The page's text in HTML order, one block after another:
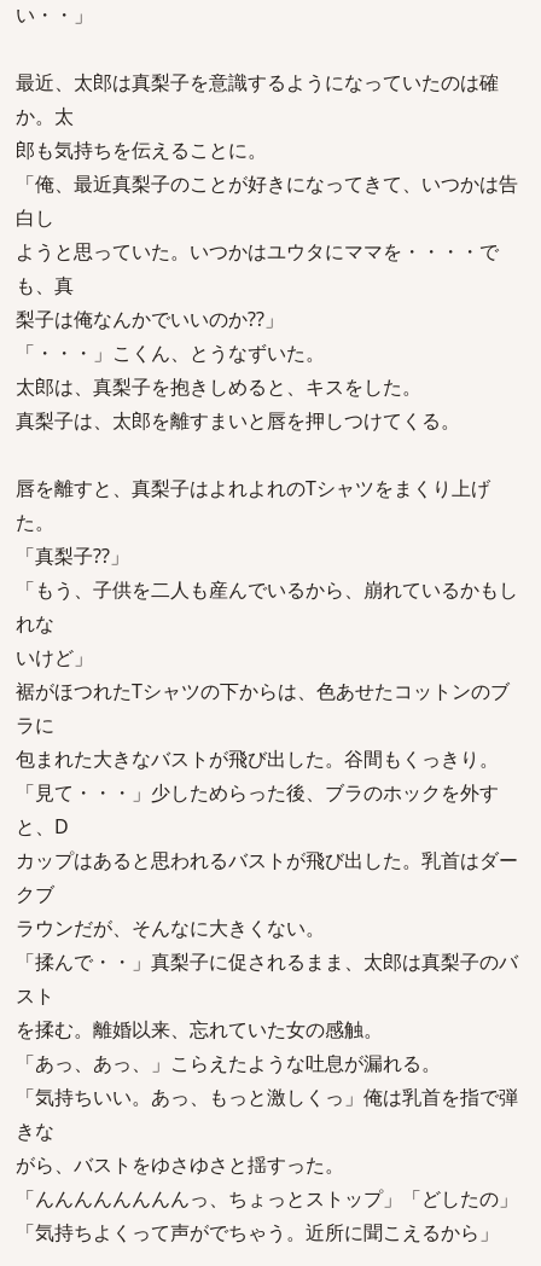
い・・」
最近、太郎は真梨子を意識するようになっていたのは確
か。太
郎も気持ちを伝えることに。
「俺、最近真梨子のことが好きになってきて、いつかは告
白し
ようと思っていた。いつかはユウタにママを・・・・で
も、真
梨子は俺なんかでいいのか??」
「・・・」こくん、とうなずいた。
太郎は、真梨子を抱きしめると、キスをした。
真梨子は、太郎を離すまいと唇を押しつけてくる。
唇を離すと、真梨子はよれよれのTシャツをまくり上げ
た。
「真梨子??」
「もう、子供を二人も産んでいるから、崩れているかもし
れな
いけど」
裾がほつれたTシャツの下からは、色あせたコットンのブ
ラに
包まれた大きなバストが飛び出した。谷間もくっきり。
「見て・・・」少しためらった後、ブラのホックを外す
と、D
カップはあると思われるバストが飛び出した。乳首はダー
クブ
ラウンだが、そんなに大きくない。
「揉んで・・」真梨子に促されるまま、太郎は真梨子のバ
スト
を揉む。離婚以来、忘れていた女の感触。
「あっ、あっ、」こらえたような吐息が漏れる。
「気持ちいい。あっ、もっと激しくっ」俺は乳首を指で弾
きな
がら、バストをゆさゆさと揺すった。
「んんんんんんんんっ、ちょっとストップ」「どしたの」
「気持ちよくって声がでちゃう。近所に聞こえるから」